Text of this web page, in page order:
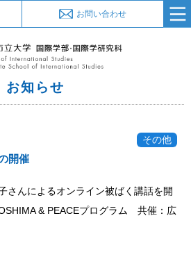
お問い合わせ
お知らせ
その他
開催
さんによるオンライン被ばく講話を開
& PEACEプログラム 共催：広